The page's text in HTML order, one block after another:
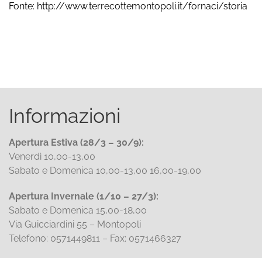
Fonte: http://www.terrecottemontopoli.it/fornaci/storia
Informazioni
Apertura Estiva (28/3 – 30/9):
Venerdì 10,00-13,00
Sabato e Domenica 10,00-13,00 16,00-19,00
Apertura Invernale (1/10 – 27/3):
Sabato e Domenica 15,00-18,00
Via Guicciardini 55 – Montopoli
Telefono: 0571449811 – Fax: 0571466327